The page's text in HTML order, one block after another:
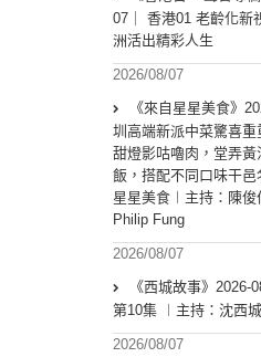
07｜ 香港01 老齡化新
洲活出精彩人生
2026/08/07
《來自星星美食》
圳高端新派中菜驚喜重
甜燈影咕嚕肉，堂弄黃
飯，搭配不同口味干邑
星星美食︱主持：陳俊
Philip Fung
2026/08/07
《西城故事》2026-
第10集 ︱主持：沈西城
2026/08/07